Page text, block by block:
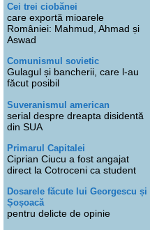
Cei trei ciobănei
care exportă mioarele
României: Mahmud, Ahmad și
Aswad
Comunismul sovietic
Gulagul și bancherii, care l-au
făcut posibil
Suveranismul american
serial despre dreapta disidentă
din SUA
Primarul Capitalei
Ciprian Ciucu a fost angajat
direct la Cotroceni ca student
Dosarele făcute lui Georgescu și
Șoșoacă
pentru delicte de opinie